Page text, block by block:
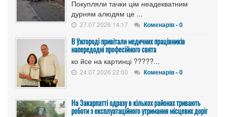
Покупляли тачки цім неадекватним
дурням алюдям це ...
27.07.2026 14:17 Коменарів - 0
В Ужгороді привітали медичних працівників
напередодні професійного свята
ко йсе на картинці ?????...
24.07.2026 22:00 Коменарів - 0
На Закарпатті одразу в кількох районах тривають
роботи з експлуатаційного утримання місцевих доріг